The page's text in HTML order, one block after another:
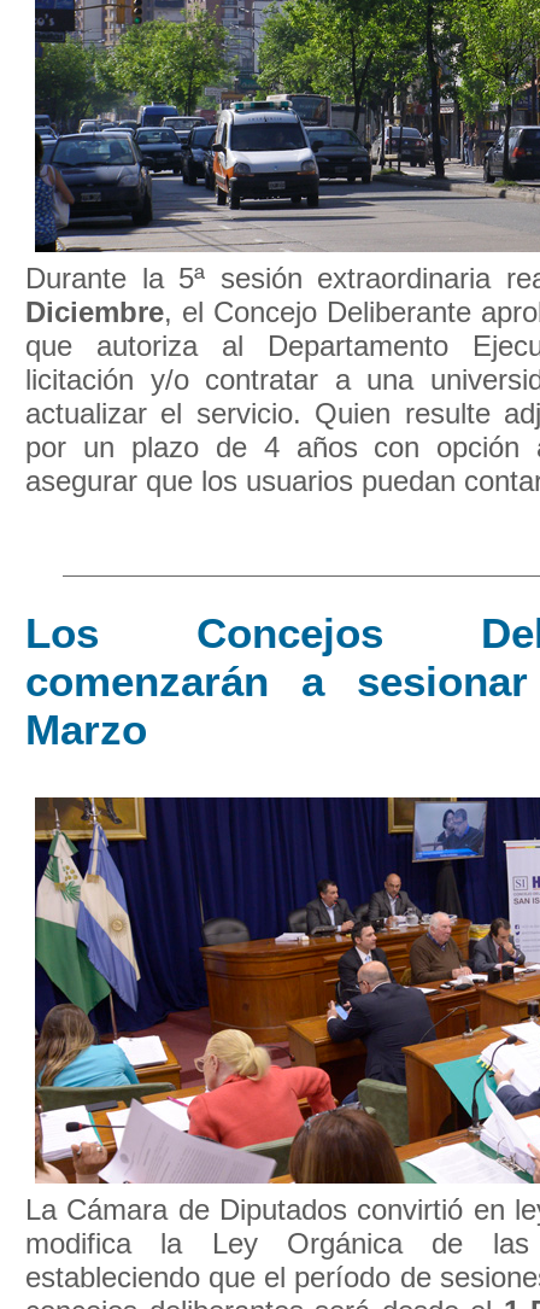
Durante la 5ª sesión extraordinaria
Diciembre, el Concejo Deliberante
que autoriza al Departamento
licitación y/o contratar a una
actualizar el servicio. Quien resulte
por un plazo de 4 años con opción
asegurar que los usuarios puedan
Los Concejos
comenzarán a
Marzo
La Cámara de Diputados convirtió en
modifica la Ley Orgánica de las
estableciendo que el período de